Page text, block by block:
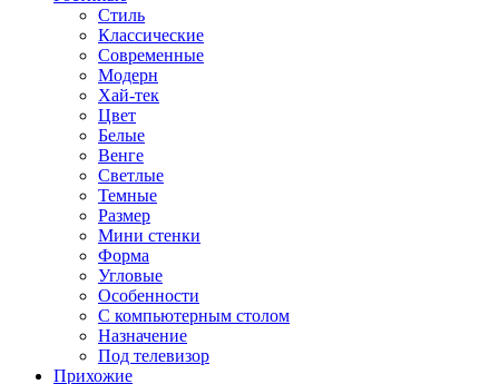
Стиль
Классические
Современные
Модерн
Хай-тек
Цвет
Белые
Венге
Светлые
Темные
Размер
Мини стенки
Форма
Угловые
Особенности
С компьютерным столом
Назначение
Под телевизор
Прихожие